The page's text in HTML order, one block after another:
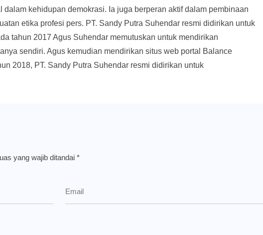
dalam kehidupan demokrasi. Ia juga berperan aktif dalam pembinaan
etika profesi pers. PT. Sandy Putra Suhendar resmi didirikan untuk
tahun 2017 Agus Suhendar memutuskan untuk mendirikan
sendiri. Agus kemudian mendirikan situs web portal Balance
2018, PT. Sandy Putra Suhendar resmi didirikan untuk
yang wajib ditandai *